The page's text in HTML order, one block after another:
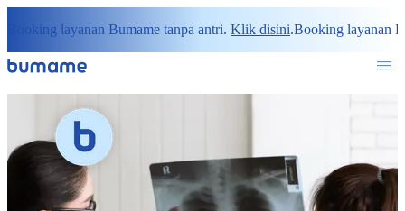
Booking layanan Bumame tanpa antri. Klik disini.Booking layanan